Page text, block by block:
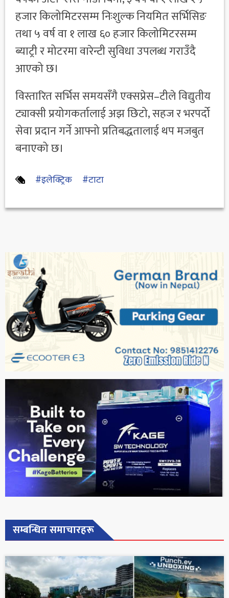
हजार किलोमिटरसम्म निःशुल्क नियमित सर्भिसिङ
तथा ५ वर्ष वा १ लाख ६० हजार किलोमिटरसम्म
ब्याट्री र मोटरमा वारेन्टी सुविधा उपलब्ध गराउँदै
आएको छ।
विस्तारित सर्भिस समयसँगै एक्सप्रेस–टीले विद्युतीय
ट्याक्सी प्रयोगकर्तालाई अझ छिटो, सहज र भरपर्दो
सेवा प्रदान गर्ने आफ्नो प्रतिबद्धतालाई थप मजबुत
बनाएको छ।
#इलेक्ट्रिक #टाटा
सम्बन्धित समाचारहरू